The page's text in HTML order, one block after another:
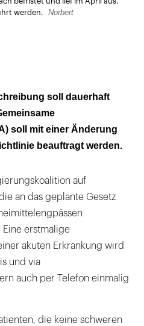
werden.
Norbert
soll dauerhaft
soll mit einer Änderung
beauftragt werden.
auf
an das geplante Gesetz
erstmalige
akuten Erkrankung wird
und via
auch per Telefon einmalig
die keine schweren